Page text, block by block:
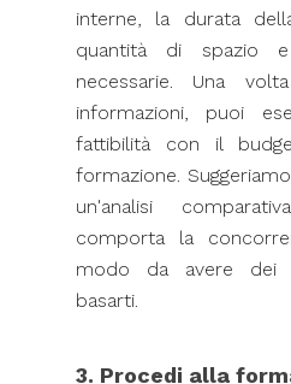
interne, la durata
quantità di spazio
necessarie. Una
informazioni, puoi
fattibilità con il
formazione.
un'analisi
comporta la
modo da avere dei
basarti.
3. Procedi alla